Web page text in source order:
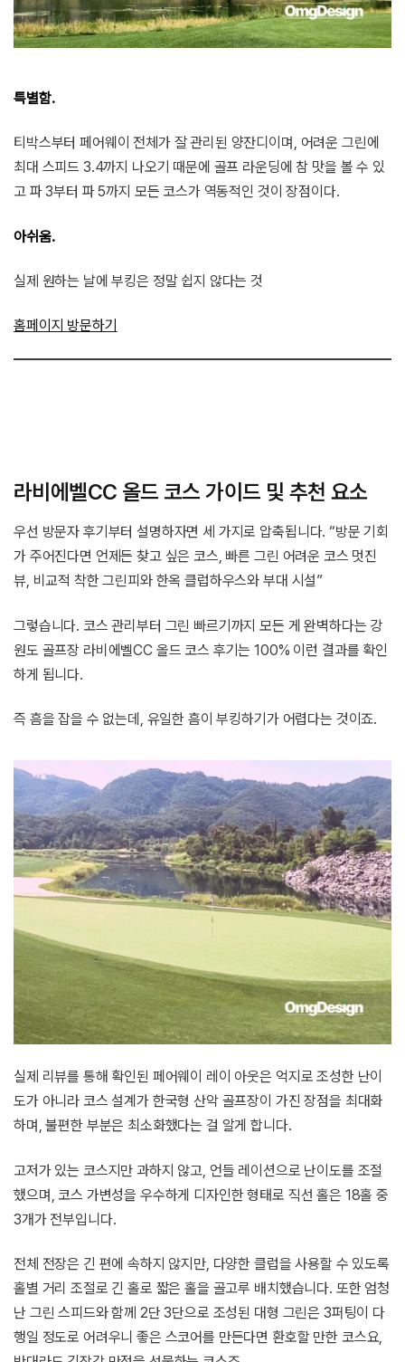
특별함.
티박스부터 페어웨이 전체가 잘 관리된 양잔디이며, 어려운 그린에
최대 스피드 3.4까지 나오기 때문에 골프 라운딩에 참 맛을 볼 수 있
고 파 3부터 파 5까지 모든 코스가 역동적인 것이 장점이다.
아쉬움.
실제 원하는 날에 부킹은 정말 쉽지 않다는 것
홈페이지 방문하기
라비에벨CC 올드 코스 가이드 및 추천 요소
우선 방문자 후기부터 설명하자면 세 가지로 압축됩니다. “방문 기회
가 주어진다면 언제든 찾고 싶은 코스, 빠른 그린 어려운 코스 멋진
뷰, 비교적 착한 그린피와 한옥 클럽하우스와 부대 시설”
그렇습니다. 코스 관리부터 그린 빠르기까지 모든 게 완벽하다는 강
원도 골프장 라비에벨CC 올드 코스 후기는 100% 이런 결과를 확인
하게 됩니다.
즉 흠을 잡을 수 없는데, 유일한 흠이 부킹하기가 어렵다는 것이죠.
실제 리뷰를 통해 확인된 페어웨이 레이 아웃은 억지로 조성한 난이
도가 아니라 코스 설계가 한국형 산악 골프장이 가진 장점을 최대화
하며, 불편한 부분은 최소화했다는 걸 알게 합니다.
고저가 있는 코스지만 과하지 않고, 언들 레이션으로 난이도를 조절
했으며, 코스 가변성을 우수하게 디자인한 형태로 직선 홀은 18홀 중
3개가 전부입니다.
전체 전장은 긴 편에 속하지 않지만, 다양한 클럽을 사용할 수 있도록
홀별 거리 조절로 긴 홀로 짧은 홀을 골고루 배치했습니다. 또한 엄청
난 그린 스피드와 함께 2단 3단으로 조성된 대형 그린은 3퍼팅이 다
행일 정도로 어려우니 좋은 스코어를 만든다면 환호할 만한 코스요,